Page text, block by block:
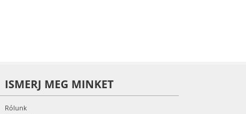
ISMERJ MEG MINKET
Rólunk